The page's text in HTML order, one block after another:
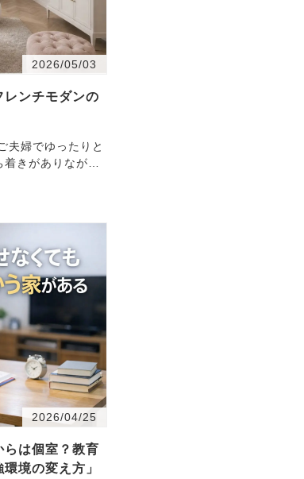
2026/05/03
レンチモダンの
きがありながら
2026/04/25
は個室？教育
境の変え方」